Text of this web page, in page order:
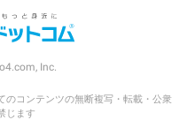
Inc.
のコンテンツの無断複写・転載・公衆
じます